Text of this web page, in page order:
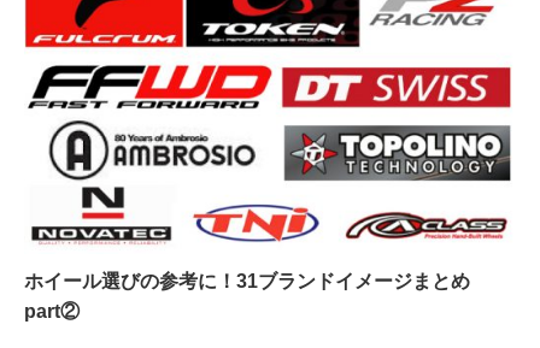
ホイール選びの参考に！31ブランドイメージまとめ
part②